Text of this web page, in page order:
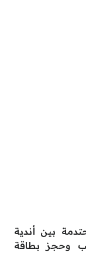
بين أندية
وحجز بطاقة